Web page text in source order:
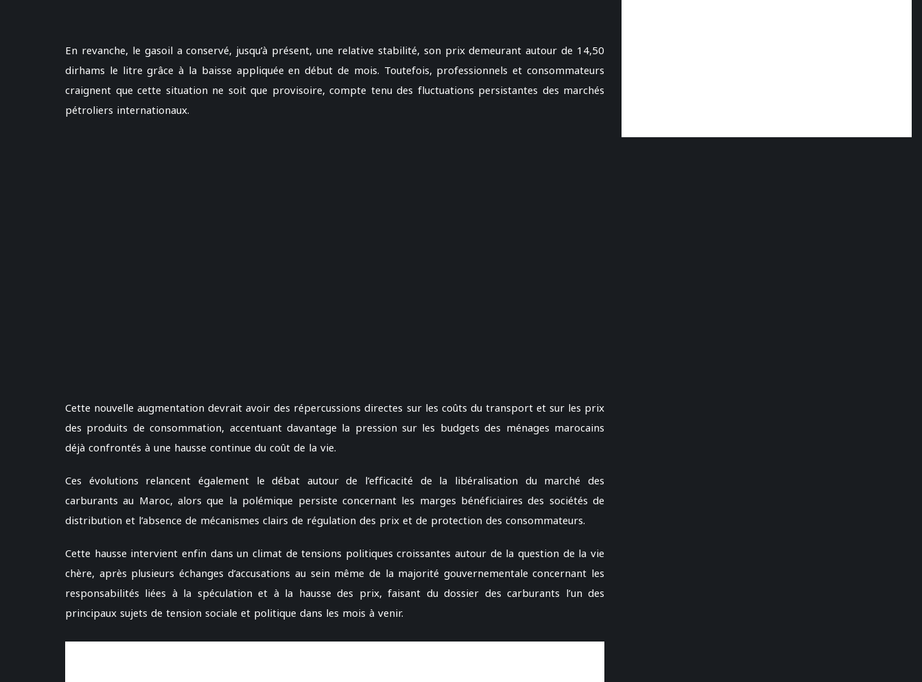
En revanche, le gasoil a conservé, jusqu’à présent, une relative stabilité, son prix demeurant autour de 14,50
dirhams le litre grâce à la baisse appliquée en début de mois. Toutefois, professionnels et consommateurs
craignent que cette situation ne soit que provisoire, compte tenu des fluctuations persistantes des marchés
pétroliers internationaux.
Cette nouvelle augmentation devrait avoir des répercussions directes sur les coûts du transport et sur les prix
des produits de consommation, accentuant davantage la pression sur les budgets des ménages marocains
déjà confrontés à une hausse continue du coût de la vie.
Ces évolutions relancent également le débat autour de l’efficacité de la libéralisation du marché des
carburants au Maroc, alors que la polémique persiste concernant les marges bénéficiaires des sociétés de
distribution et l’absence de mécanismes clairs de régulation des prix et de protection des consommateurs.
Cette hausse intervient enfin dans un climat de tensions politiques croissantes autour de la question de la vie
chère, après plusieurs échanges d’accusations au sein même de la majorité gouvernementale concernant les
responsabilités liées à la spéculation et à la hausse des prix, faisant du dossier des carburants l’un des
principaux sujets de tension sociale et politique dans les mois à venir.